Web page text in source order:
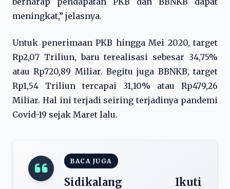
meningkat,” jelasnya.
Untuk penerimaan PKB hingga Mei 2020, target
Rp2,07 Triliun, baru terealisasi sebesar 34,75%
atau Rp720,89 Miliar. Begitu juga BBNKB, target
Rp1,54 Triliun tercapai 31,10% atau Rp479,26
Miliar. Hal ini terjadi seiring terjadinya pandemi
Covid-19 sejak Maret lalu.
BACA JUGA
Sidikalang Ikuti